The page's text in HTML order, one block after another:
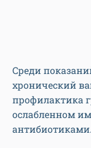
Среди
хронический
профилактика
ослабленном
антибиотиками.